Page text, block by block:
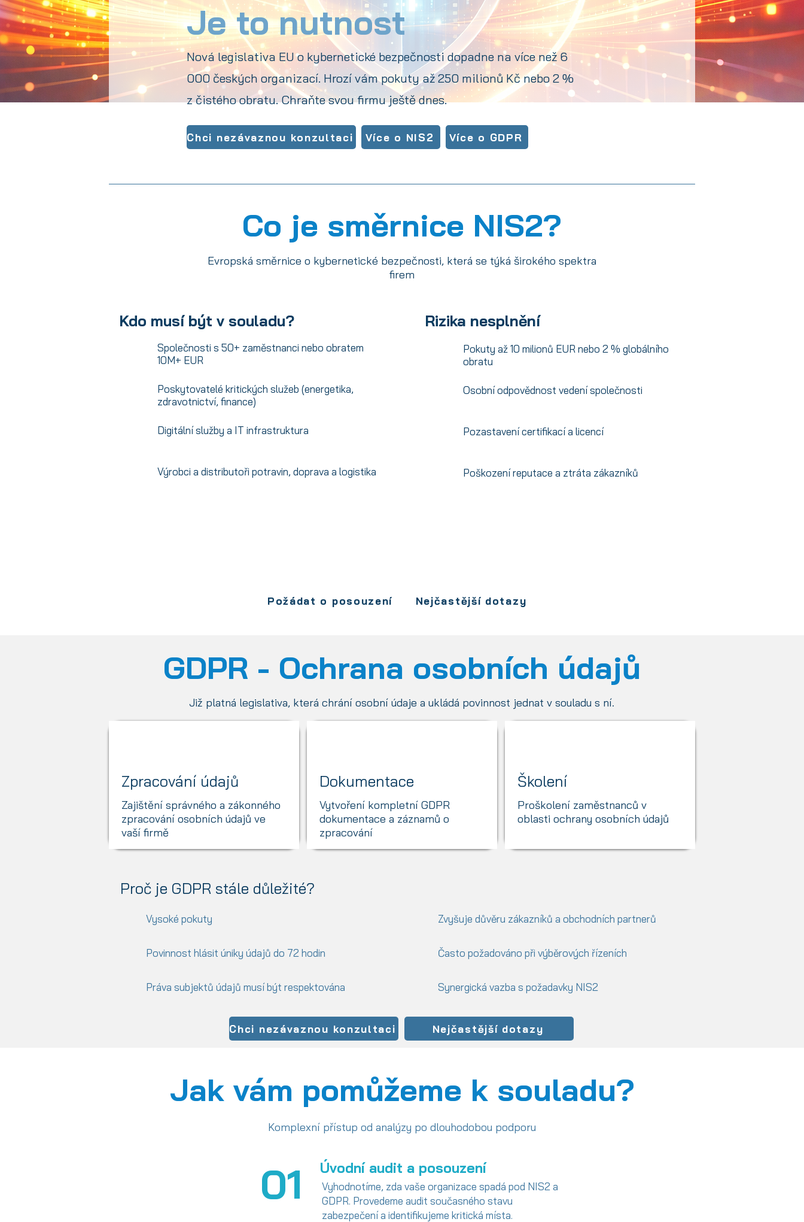
Je to nutnost
Nová legislativa EU o kybernetické bezpečnosti dopadne na více než 6
000 českých organizací. Hrozí vám pokuty až 250 milionů Kč nebo 2 %
z čistého obratu. Chraňte svou firmu ještě dnes.
Chci nezávaznou konzultaci Více o NIS2 Více o GDPR
Co je směrnice NIS2?
Evropská směrnice o kybernetické bezpečnosti, která se týká širokého spektra
firem
Kdo musí být v souladu?
Společnosti s 50+ zaměstnanci nebo obratem
10M+ EUR
Poskytovatelé kritických služeb (energetika,
zdravotnictví, finance)
Digitální služby a IT infrastruktura
Výrobci a distributoři potravin, doprava a logistika
Rizika nesplnění
Pokuty až 10 milionů EUR nebo 2 % globálního
obratu
Osobní odpovědnost vedení společnosti
Pozastavení certifikací a licencí
Poškození reputace a ztráta zákazníků
Požádat o posouzení Nejčastější dotazy
GDPR - Ochrana osobních údajů
Již platná legislativa, která chrání osobní údaje a ukládá povinnost jednat v souladu s ní.
Zpracování údajů
Zajištění správného a zákonného
zpracování osobních údajů ve
vaší firmě
Dokumentace
Vytvoření kompletní GDPR
dokumentace a záznamů o
zpracování
Školení
Proškolení zaměstnanců v
oblasti ochrany osobních údajů
Proč je GDPR stále důležité?
Vysoké pokuty
Povinnost hlásit úniky údajů do 72 hodin
Práva subjektů údajů musí být respektována
Zvyšuje důvěru zákazníků a obchodních partnerů
Často požadováno při výběrových řízeních
Synergická vazba s požadavky NIS2
Chci nezávaznou konzultaci Nejčastější dotazy
Jak vám pomůžeme k souladu?
Komplexní přístup od analýzy po dlouhodobou podporu
01 Úvodní audit a posouzení
Vyhodnotíme, zda vaše organizace spadá pod NIS2 a
GDPR. Provedeme audit současného stavu
zabezpečení a identifikujeme kritická místa.